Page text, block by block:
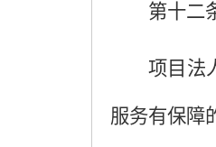
第十二
项目法
服务有保障